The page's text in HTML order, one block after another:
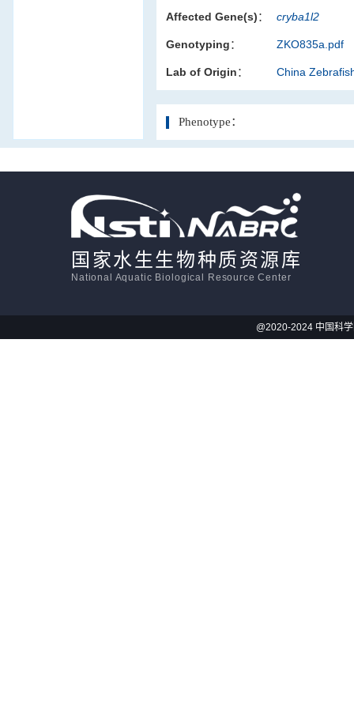
Affected Gene(s)： cryba1l2
Genotyping： ZKO835a.pdf
Lab of Origin： China
Phenotype：
国家水生生物种质资源库
National Aquatic Biological Resource Center
@2020-2024 中国科